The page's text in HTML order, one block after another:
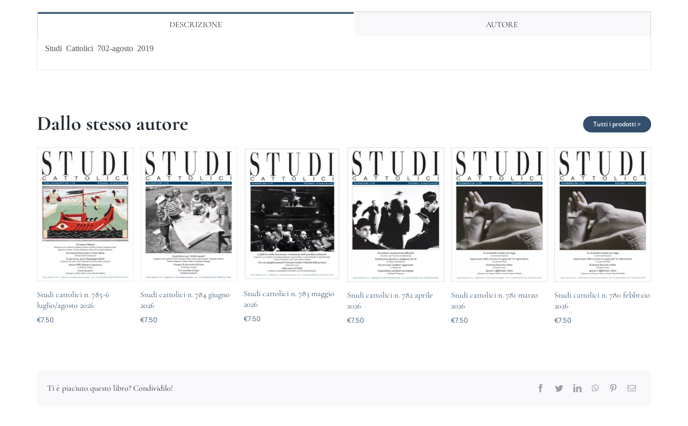
DESCRIZIONE AUTORE
Studi Cattolici 702-agosto 2019
Dallo stesso autore Tutti i prodotti >
Studi cattolici n. 785-6
luglio/agosto 2026
€7.50
Studi cattolici n. 784 giugno
2026
€7.50
Studi cattolici n. 783 maggio
2026
€7.50
Studi cattolici n. 782 aprile
2026
€7.50
Studi cattolici n. 781 marzo
2026
€7.50
Studi cattolici n. 780 febbraio
2026
€7.50
Ti è piaciuto questo libro? Condividilo!